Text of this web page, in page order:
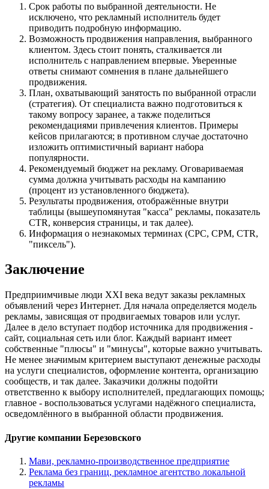
Срок работы по выбранной деятельности. Не
исключено, что рекламный исполнитель будет
приводить подробную информацию.
Возможность продвижения направления, выбранного
клиентом. Здесь стоит понять, сталкивается ли
исполнитель с направлением впервые. Уверенные
ответы снимают сомнения в плане дальнейшего
продвижения.
План, охватывающий занятость по выбранной отрасли
(стратегия). От специалиста важно подготовиться к
такому вопросу заранее, а также поделиться
рекомендациями привлечения клиентов. Примеры
кейсов прилагаются; в противном случае достаточно
изложить оптимистичный вариант набора
популярности.
Рекомендуемый бюджет на рекламу. Оговариваемая
сумма должна учитывать расходы на кампанию
(процент из установленного бюджета).
Результаты продвижения, отображённые внутри
таблицы (вышеупомянутая "касса" рекламы, показатель
CTR, конверсия страницы, и так далее).
Информация о незнакомых терминах (CPC, CPM, CTR,
"пиксель").
Заключение
Предприимчивые люди XXI века ведут заказы рекламных
объявлений через Интернет. Для начала определяется модель
рекламы, зависящая от продвигаемых товаров или услуг.
Далее в дело вступает подбор источника для продвижения -
сайт, социальная сеть или блог. Каждый вариант имеет
собственные "плюсы" и "минусы", которые важно учитывать.
Не менее значимым критерием выступают денежные расходы
на услуги специалистов, оформление контента, организацию
сообществ, и так далее. Заказчики должны подойти
ответственно к выбору исполнителей, предлагающих помощь;
главное - воспользоваться услугами надёжного специалиста,
осведомлённого в выбранной области продвижения.
Другие компании Березовского
Мави, рекламно-производственное предприятие
Реклама без границ, рекламное агентство локальной
рекламы